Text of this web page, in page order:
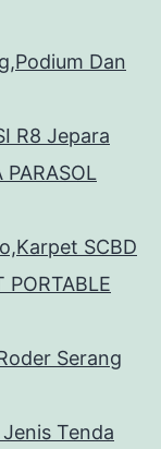
Dan
R8 Jepara
SCBD
PORTABLE
Serang
Tenda